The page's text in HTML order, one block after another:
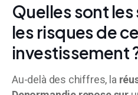
Quelles sont
les risques de
investissement
Au-delà des chiffres, la